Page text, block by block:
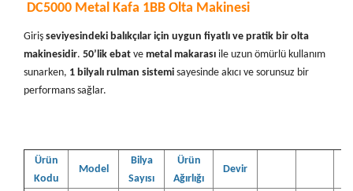
DC5000 Metal Kafa 1BB Olta Makinesi
Giriş seviyesindeki balıkçılar için uygun fiyatlı ve pratik bir olta
makinesidir. 50’lik ebat ve metal makarası ile uzun ömürlü kullanım
sunarken, 1 bilyalı rulman sistemi sayesinde akıcı ve sorunsuz bir
performans sağlar.
Ürün
Kodu
Model
Bilya
Sayısı
Ürün
Ağırlığı
Devir